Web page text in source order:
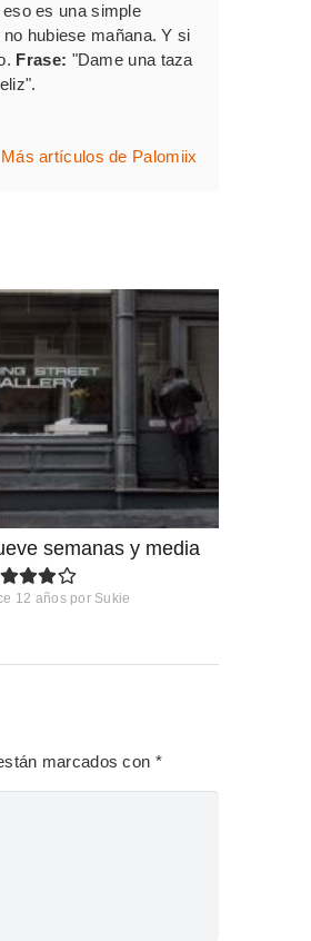
es una simple
hubiese mañana. Y si
Frase: "Dame una taza
Más artículos de Palomiix
semanas y media
12 años por Sukie
marcados con *